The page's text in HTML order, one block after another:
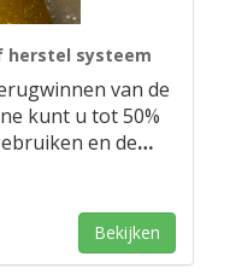
herstel systeem
van de
kunt u tot 50%
en de…
Bekijken